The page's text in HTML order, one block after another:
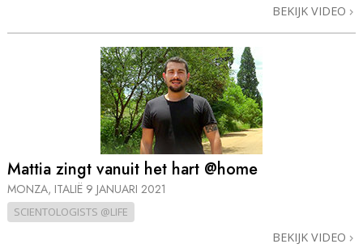
BEKIJK VIDEO
Mattia zingt vanuit het hart @home
MONZA, ITALIË 9 JANUARI 2021
SCIENTOLOGISTS @LIFE
BEKIJK VIDEO